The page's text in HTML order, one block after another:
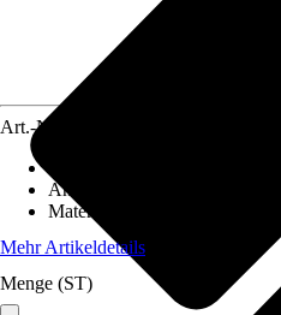
Art.-Nr.
Anwendungsbereich
Material
Mehr Artikeldetails
Menge (ST)